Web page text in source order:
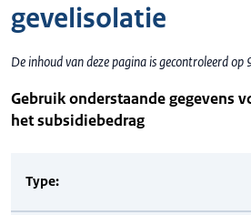
gevelisolatie
De inhoud van deze pagina is gecontroleerd
Gebruik onderstaande gegevens
het subsidiebedrag
Type: